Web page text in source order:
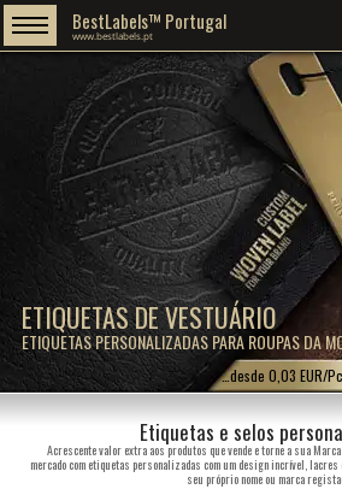
ETIQUETAS DE VESTUÁRIO
ETIQUETAS PERSONALIZADAS PARA ROUPAS DA
BestLabels™ Portugal
www.bestlabels.pt
…desde 0,03 EUR/
Etiquetas e selos
Acrescente valor extra aos produtos que vende e torne a sua
mercado com etiquetas personalizadas com um design incrível,
seu próprio nome ou marca